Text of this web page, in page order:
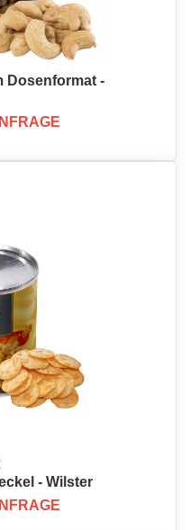
Dosenformat -
- Wilster